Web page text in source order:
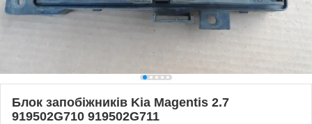
Блок запобіжників Kia Magentis 2.7
919502G710 919502G711